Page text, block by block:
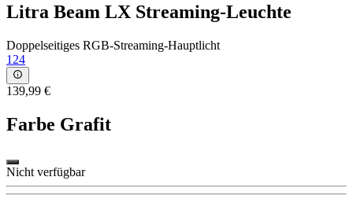
Litra Beam LX Streaming-Leuchte
Doppelseitiges RGB-Streaming-Hauptlicht
124
139,99 €
Farbe Grafit
Nicht verfügbar